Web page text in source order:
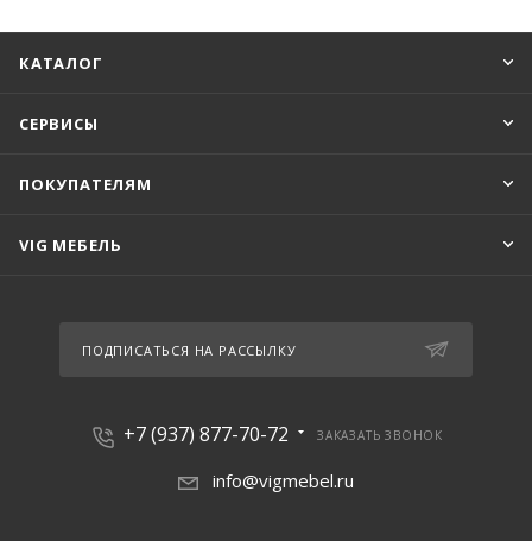
КАТАЛОГ
СЕРВИСЫ
ПОКУПАТЕЛЯМ
VIG МЕБЕЛЬ
ПОДПИСАТЬСЯ НА РАССЫЛКУ
+7 (937) 877-70-72 ЗАКАЗАТЬ ЗВОНОК
info@vigmebel.ru